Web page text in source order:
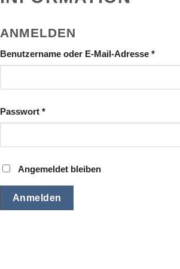
ANMELDEN
Benutzername oder E-Mail-Adresse *
Passwort *
Angemeldet bleiben
Anmelden